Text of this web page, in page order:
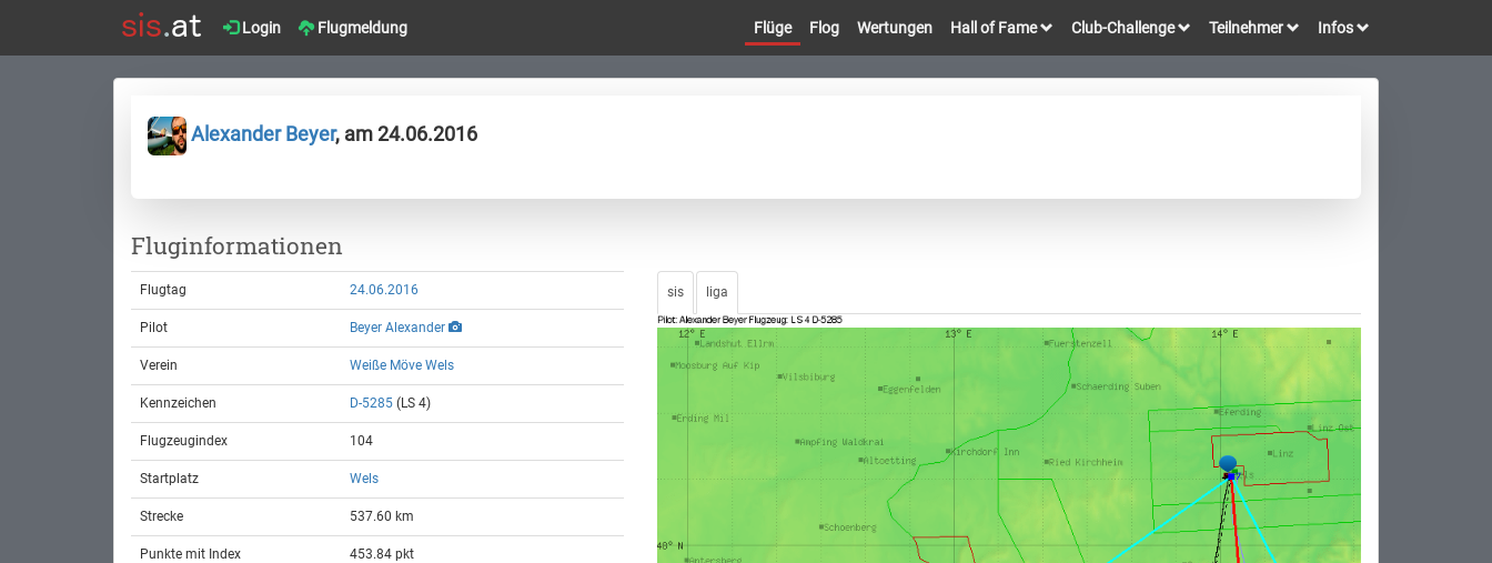
Login Flugmeldung Flüge Flog Wertungen Hall of Fame Club-Challenge Teilnehmer Infos
Alexander Beyer, am 24.06.2016
Fluginformationen
Flugtag 24.06.2016
Pilot Beyer Alexander
Verein Weiße Möve Wels
Kennzeichen D-5285 (LS 4)
Flugzeugindex 104
Startplatz Wels
Strecke 537.60 km
Punkte mit Index 453.84 pkt
sis liga